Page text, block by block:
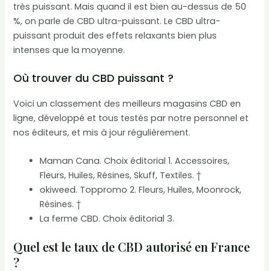
très puissant. Mais quand il est bien au-dessus de 50
%, on parle de CBD ultra-puissant. Le CBD ultra-
puissant produit des effets relaxants bien plus
intenses que la moyenne.
Où trouver du CBD puissant ?
Voici un classement des meilleurs magasins CBD en
ligne, développé et tous testés par notre personnel et
nos éditeurs, et mis à jour régulièrement.
Maman Cana. Choix éditorial 1. Accessoires,
Fleurs, Huiles, Résines, Skuff, Textiles. †
okiweed. Toppromo 2. Fleurs, Huiles, Moonrock,
Résines. †
La ferme CBD. Choix éditorial 3.
Quel est le taux de CBD autorisé en France
?